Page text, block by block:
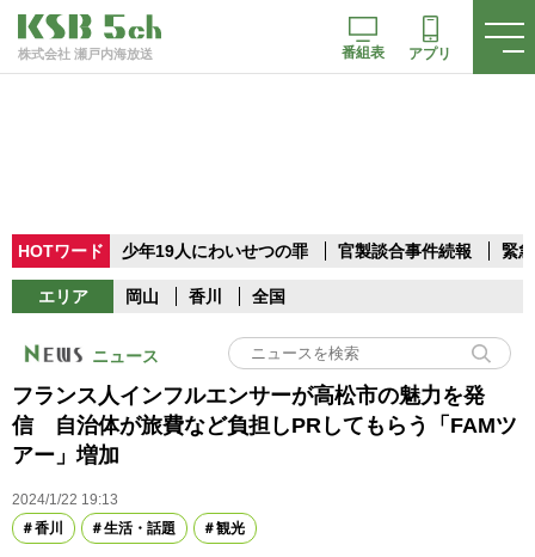
株式会社 瀬戸内海放送 番組表 アプリ
HOTワード 少年19人にわいせつの罪 官製談合事件続報 緊
エリア 岡山 香川 全国
ニュース
フランス人インフルエンサーが高松市の魅力を発
信 自治体が旅費など負担しPRしてもらう「FAMツ
アー」増加
2024/1/22 19:13
香川
生活・話題 観光